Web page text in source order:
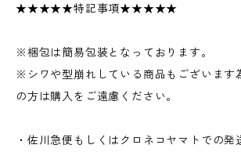
★★★★★特記事項★★★★★
※梱包は簡易包装となっております。
※シワや型崩れしている商品もございます
の方は購入をご遠慮ください。
・佐川急便もしくはクロネコヤマトでの発